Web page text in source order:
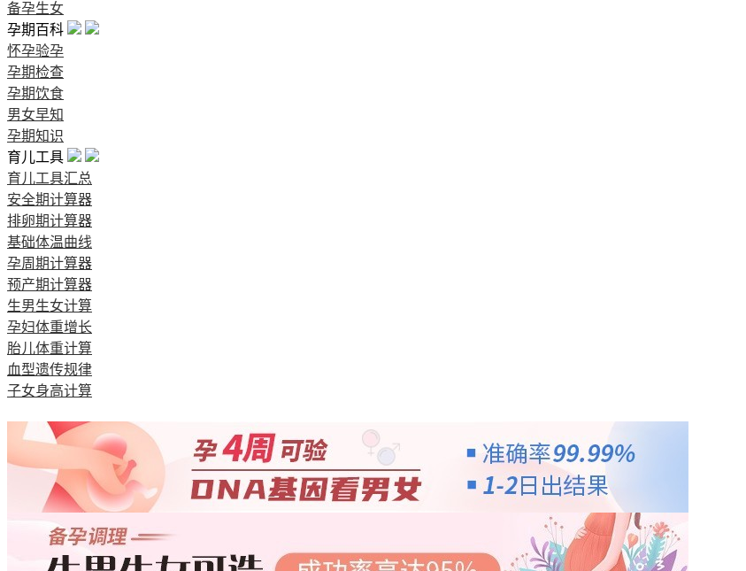
备孕生女
孕期百科
怀孕验孕
孕期检查
孕期饮食
男女早知
孕期知识
育儿工具
育儿工具汇总
安全期计算器
排卵期计算器
基础体温曲线
孕周期计算器
预产期计算器
生男生女计算
孕妇体重增长
胎儿体重计算
血型遗传规律
子女身高计算